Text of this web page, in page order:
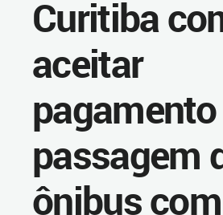
Curitiba
aceitar
passagem
ônibus com